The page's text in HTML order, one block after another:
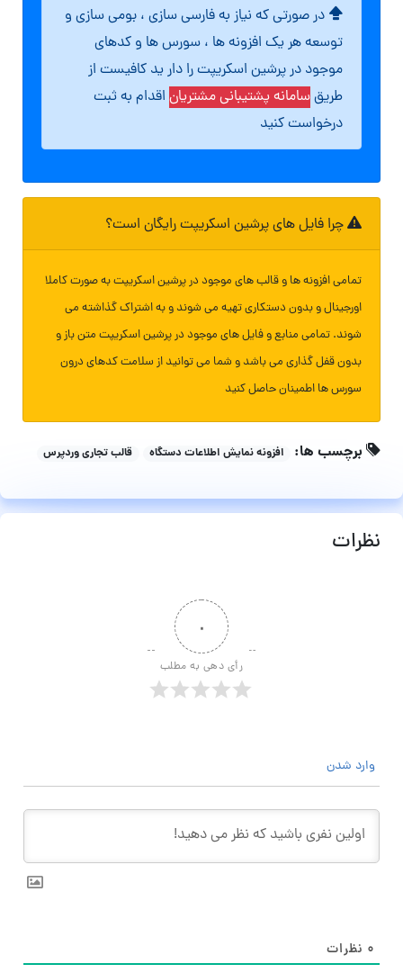
در صورتی که نیاز به فارسی سازی ، بومی سازی و
توسعه هر یک افزونه ها ، سورس ها و کدهای
موجود در پرشین اسکریپت را دار ید کافیست از
طریقسامانه پشتیبانی مشتریان اقدام به ثبت
درخواست کنید
چرا فایل های پرشین اسکریپت رایگان است؟
تمامی افزونه ها و قالب های موجود در پرشین اسکریپت به صورت کاملا
اورجینال و بدون دستکاری تهیه می شوند و به اشتراک گذاشته می
شوند. تمامی منابع و فایل های موجود در پرشین اسکریپت متن باز و
بدون قفل گذاری می باشد و شما می توانید از سلامت کدهای درون
سورس ها اطمینان حاصل کنید
برچسب ها: افزونه نمایش اطلاعات دستگاه قالب تجاری وردپرس
نظرات
۰
رأی دهی به مطلب
وارد شدن
۰ نظرات